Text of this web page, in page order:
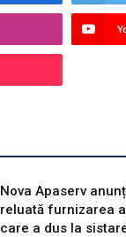
Nova Apaserv
reluată furnizarea
care a dus la